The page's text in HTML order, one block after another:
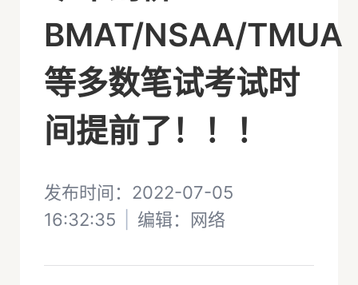
BMAT/NSAA/TMUA
等多数笔试考试时
间提前了！！！
发布时间：2022-07-05
16:32:35
编辑： 网络